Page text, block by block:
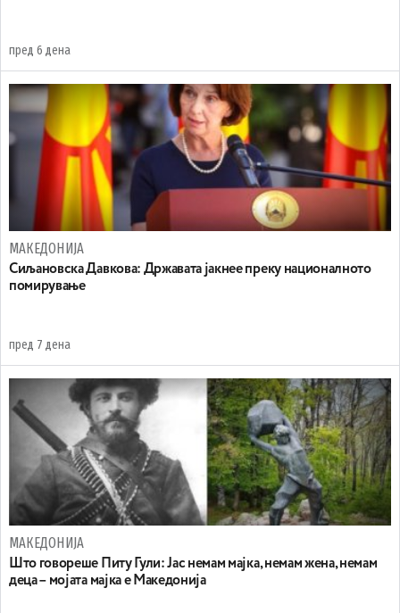
пред 6 дена
МАКЕДОНИЈА
Сиљановска Давкова: Државата јакнее преку националното
помирување
пред 7 дена
МАКЕДОНИЈА
Што говореше Питу Гули: Јас немам мајка, немам жена, немам
деца – мојата мајка е Македонија